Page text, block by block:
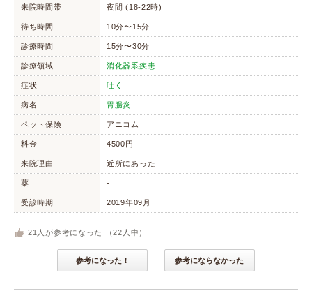
来院時間帯 夜間 (18-22時)
待ち時間 10分〜15分
診療時間 15分〜30分
診療領域 消化器系疾患
症状 吐く
病名 胃腸炎
ペット保険 アニコム
料金 4500円
来院理由 近所にあった
薬 -
受診時期 2019年09月
21 人が参考になった （22 人中）
参考になった！ 参考にならなかった